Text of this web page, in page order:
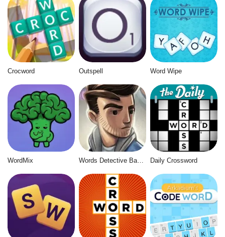
Crocword Outspell Word Wipe
WordMix Words Detective Bank Heist Daily Crossword